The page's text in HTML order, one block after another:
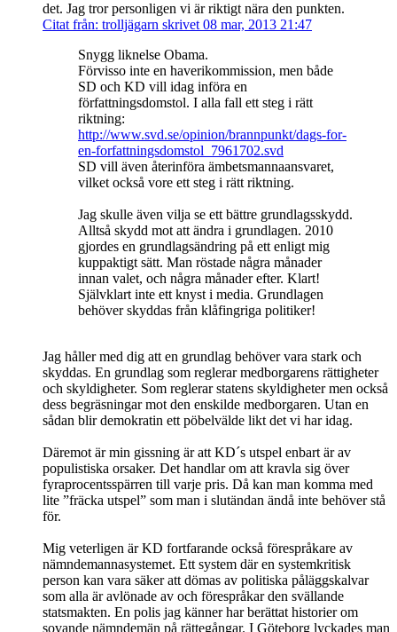
det. Jag tror personligen vi är riktigt nära den punkten.
Citat från: trolljägarn skrivet 08 mar, 2013 21:47
Snygg liknelse Obama.
Förvisso inte en haverikommission, men både
SD och KD vill idag införa en
författningsdomstol. I alla fall ett steg i rätt
riktning:
http://www.svd.se/opinion/brannpunkt/dags-for-
en-forfattningsdomstol_7961702.svd
SD vill även återinföra ämbetsmannaansvaret,
vilket också vore ett steg i rätt riktning.
Jag skulle även vilja se ett bättre grundlagsskydd.
Alltså skydd mot att ändra i grundlagen. 2010
gjordes en grundlagsändring på ett enligt mig
kuppaktigt sätt. Man röstade några månader
innan valet, och några månader efter. Klart!
Självklart inte ett knyst i media. Grundlagen
behöver skyddas från klåfingriga politiker!
Jag håller med dig att en grundlag behöver vara stark och
skyddas. En grundlag som reglerar medborgarens rättigheter
och skyldigheter. Som reglerar statens skyldigheter men också
dess begräsningar mot den enskilde medborgaren. Utan en
sådan blir demokratin ett pöbelvälde likt det vi har idag.
Däremot är min gissning är att KD´s utspel enbart är av
populistiska orsaker. Det handlar om att kravla sig över
fyraprocentsspärren till varje pris. Då kan man komma med
lite ”fräcka utspel” som man i slutändan ändå inte behöver stå
för.
Mig veterligen är KD fortfarande också förespråkare av
nämndemannasystemet. Ett system där en systemkritisk
person kan vara säker att dömas av politiska påläggskalvar
som alla är avlönade av och förespråkar den svällande
statsmakten. En polis jag känner har berättat historier om
sovande nämndemän på rättegångar. I Göteborg lyckades man